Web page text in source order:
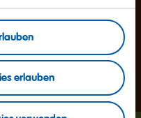
erlauben